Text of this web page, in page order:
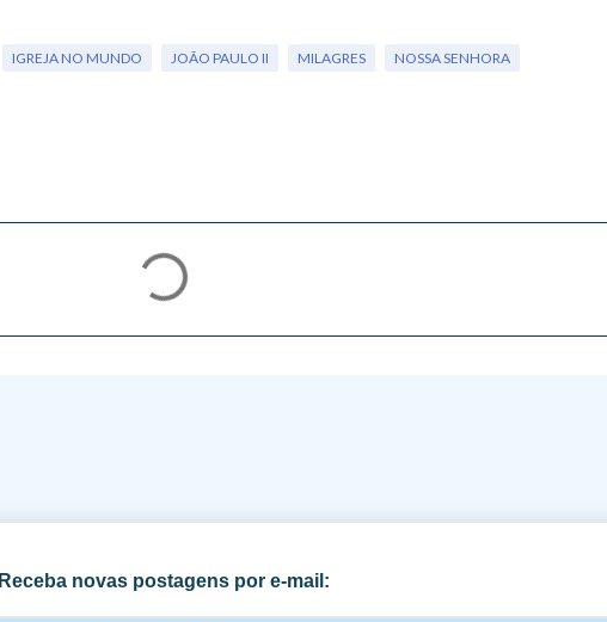
IGREJA NO MUNDO JOÃO PAULO II MILAGRES NOSSA SENHORA
Receba novas postagens por e-mail: